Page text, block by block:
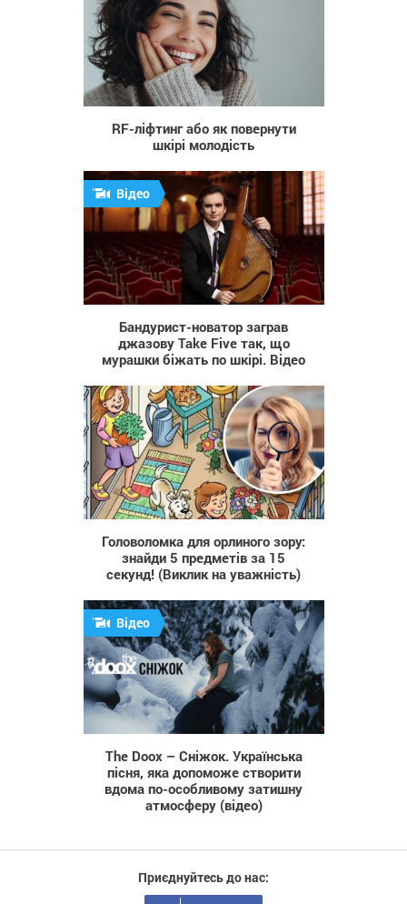
RF-ліфтинг або як повернути
шкірі молодість
1 355
Відео
Бандурист-новатор заграв
джазову Take Five так, що
мурашки біжать по шкірі. Відео
505
Головоломка для орлиного зору:
знайди 5 предметів за 15
секунд! (Виклик на уважність)
917
Відео
The Doox – Сніжок. Українська
пісня, яка допоможе створити
вдома по-оcобливому затишну
атмосферу (відео)
Приєднуйтесь до нас: